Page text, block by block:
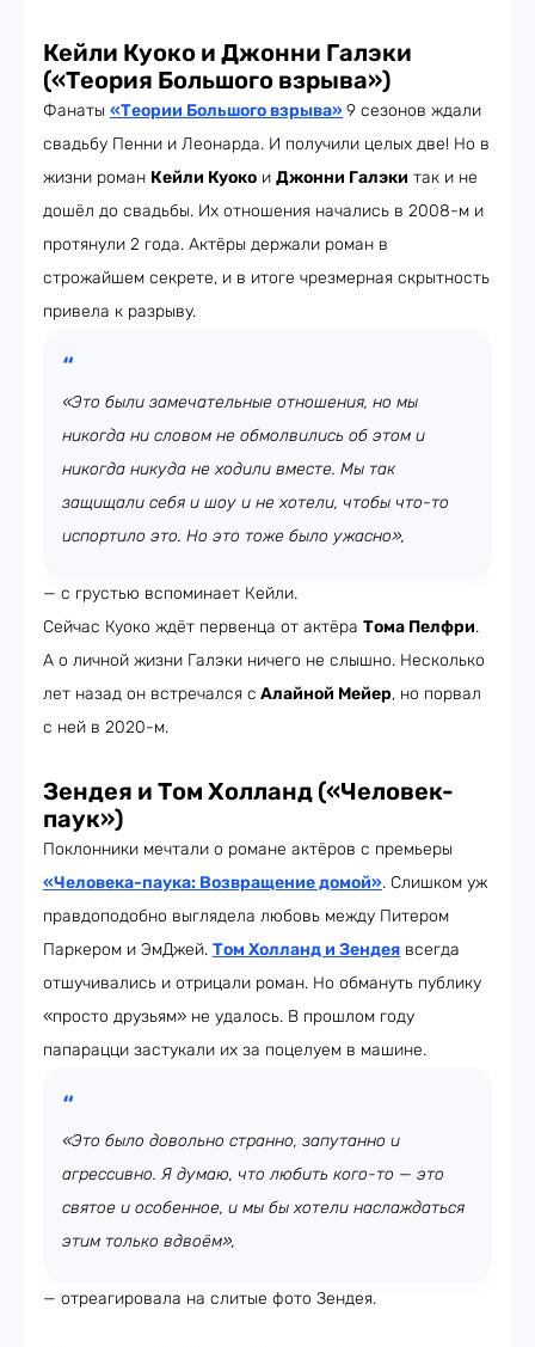
Кейли Куоко и Джонни Галэки
(«Теория Большого взрыва»)
Фанаты «Теории Большого взрыва»9 сезонов ждали
свадьбу Пенни и Леонарда. И получили целых две! Но в
жизни роман Кейли Куоко и Джонни Галэки так и не
дошёл до свадьбы. Их отношения начались в 2008-м и
протянули 2 года. Актёры держали роман в
строжайшем секрете, и в итоге чрезмерная скрытность
привела к разрыву.
«Это были замечательные отношения, но мы
никогда ни словом не обмолвились об этом и
никогда никуда не ходили вместе. Мы так
защищали себя и шоу и не хотели, чтобы что-то
испортило это. Но это тоже было ужасно»,
— с грустью вспоминает Кейли.
Сейчас Куоко ждёт первенца от актёра Тома Пелфри.
А о личной жизни Галэки ничего не слышно. Несколько
лет назад он встречался с Алайной Мейер, но порвал
с ней в 2020-м.
Зендея и Том Холланд («Человек-
паук»)
Поклонники мечтали о романе актёров с премьеры
«Человека-паука: Возвращение домой». Слишком уж
правдоподобно выглядела любовь между Питером
Паркером и ЭмДжей. Том Холланд и Зендея всегда
отшучивались и отрицали роман. Но обмануть публику
«просто друзьям» не удалось. В прошлом году
папарацци застукали их за поцелуем в машине.
«Это было довольно странно, запутанно и
агрессивно. Я думаю, что любить кого-то — это
святое и особенное, и мы бы хотели наслаждаться
этим только вдвоём»,
— отреагировала на слитые фото Зендея.